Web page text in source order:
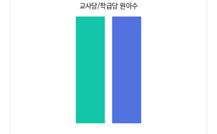
교사당/학급당 원아수